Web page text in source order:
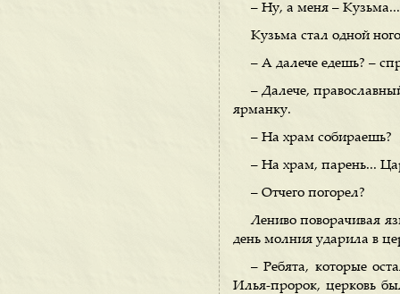
– Ну, а меня – Кузьма...
Кузьма стал одной
– А далече едешь? –
– Далече,
ярманку.
– На храм собираешь?
– На храм, парень...
– Отчего погорел?
Лениво поворачивая
день молния ударила в
– Ребята, которые
Илья-пророк, церковь